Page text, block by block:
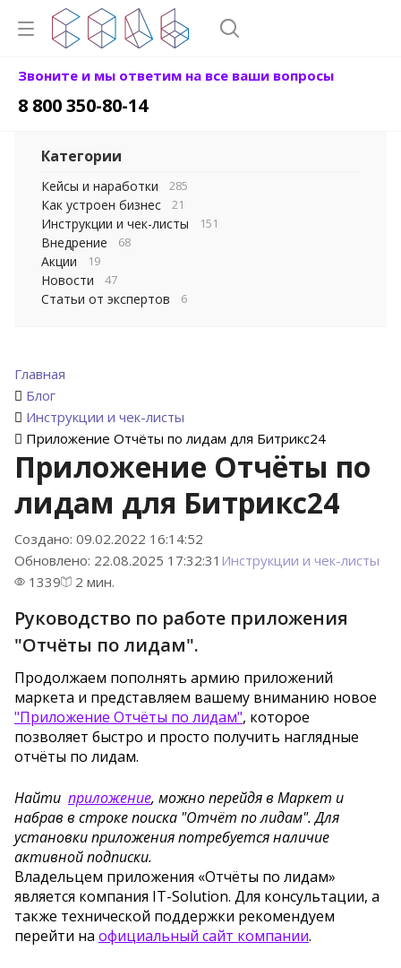
Звоните и мы ответим на все ваши вопросы
8 800 350-80-14
Главная
Блог
Инструкции и чек-листы
Приложение Отчёты по лидам для Битрикс24
Приложение Отчёты по
лидам для Битрикс24
Создано: 09.02.2022 16:14:52
Обновлено: 22.08.2025 17:32:31 Инструкции и чек-листы
1339
2 мин.
Руководство по работе приложения
"Отчёты по лидам".
Продолжаем пополнять армию приложений
маркета и представляем вашему вниманию новое
"Приложение Отчёты по лидам", которое
позволяет быстро и просто получить наглядные
отчёты по лидам.
Найти приложение, можно перейдя в Маркет и
набрав в строке поиска "Отчёт по лидам". Для
установки приложения потребуется наличие
активной подписки.
Владельцем приложения «Отчёты по лидам»
является компания IT-Solution. Для консультации, а
также технической поддержки рекомендуем
перейти на официальный сайт компании.
Категории
Кейсы и наработки 285
Как устроен бизнес 21
Инструкции и чек-листы 151
Внедрение 68
Акции 19
Новости 47
Статьи от экспертов 6